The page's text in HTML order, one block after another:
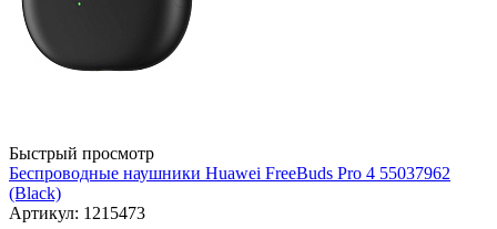
Быстрый просмотр
Беспроводные наушники Huawei FreeBuds Pro 4 55037962
(Black)
Артикул: 1215473